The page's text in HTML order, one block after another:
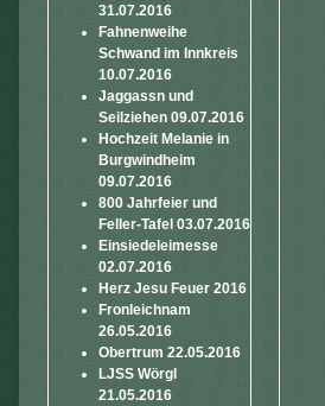
31.07.2016
Fahnenweihe
Schwand im Innkreis
10.07.2016
Jaggassn und
Seilziehen 09.07.2016
Hochzeit Melanie in
Burgwindheim
09.07.2016
800 Jahrfeier und
Feller-Tafel 03.07.2016
Einsiedeleimesse
02.07.2016
Herz Jesu Feuer 2016
Fronleichnam
26.05.2016
Obertrum 22.05.2016
LJSS Wörgl
21.05.2016